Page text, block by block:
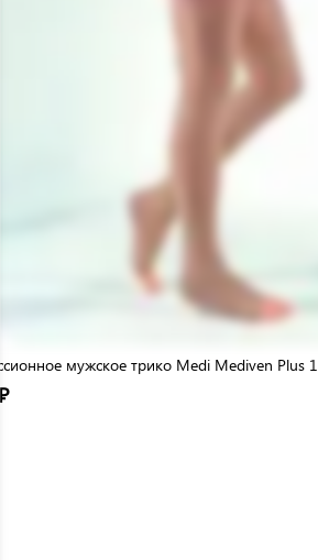
мужское трико Medi Mediven Plus